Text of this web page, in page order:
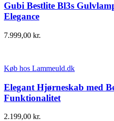
Gubi Bestlite Bl3s
Elegance
7.999,00 kr.
Køb hos Lammeuld.dk
Elegant Hjørneskab med
Funktionalitet
2.199,00 kr.